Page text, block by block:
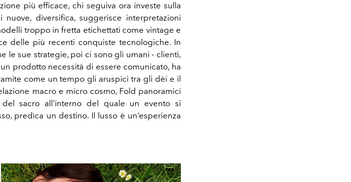
più efficace, chi seguiva ora investe sulla
diversifica, suggerisce interpretazioni
troppo in fretta etichettati come vintage e
delle più recenti conquiste tecnologiche. In
le sue strategie, poi ci sono gli umani - clienti,
prodotto necessità di essere comunicato, ha
come un tempo gli aruspici tra gli dèi e il
macro e micro cosmo, Fold panoramici
sacro all'interno del quale un evento si
predìca un destino. Il lusso è un’esperienza